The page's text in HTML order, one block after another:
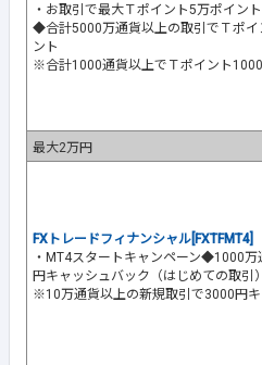
・お取引で最大Ｔポイント5万ポイン
◆合計5000万通貨以上の取引でＴポイ
ント
※合計1000通貨以上でＴポイント
最大2万円
FXトレードフィナンシャル[FXTFMT4]
・MT4スタートキャンペーン◆1000
円キャッシュバック（はじめての取引）
※10万通貨以上の新規取引で3000円